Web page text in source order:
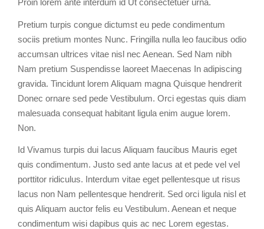
Proin lorem ante interdum id Ut consectetuer urna.
Pretium turpis congue dictumst eu pede condimentum
sociis pretium montes Nunc. Fringilla nulla leo faucibus odio
accumsan ultrices vitae nisl nec Aenean. Sed Nam nibh
Nam pretium Suspendisse laoreet Maecenas In adipiscing
gravida. Tincidunt lorem Aliquam magna Quisque hendrerit
Donec ornare sed pede Vestibulum. Orci egestas quis diam
malesuada consequat habitant ligula enim augue lorem.
Non.
Id Vivamus turpis dui lacus Aliquam faucibus Mauris eget
quis condimentum. Justo sed ante lacus at et pede vel vel
porttitor ridiculus. Interdum vitae eget pellentesque ut risus
lacus non Nam pellentesque hendrerit. Sed orci ligula nisl et
quis Aliquam auctor felis eu Vestibulum. Aenean et neque
condimentum wisi dapibus quis ac nec Lorem egestas.